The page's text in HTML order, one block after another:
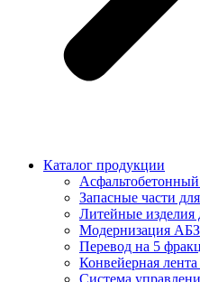
Каталог продукции
Запасные части
Литейные изделия
Модернизация АБЗ
Перевод на 5
Конвейерная
Система